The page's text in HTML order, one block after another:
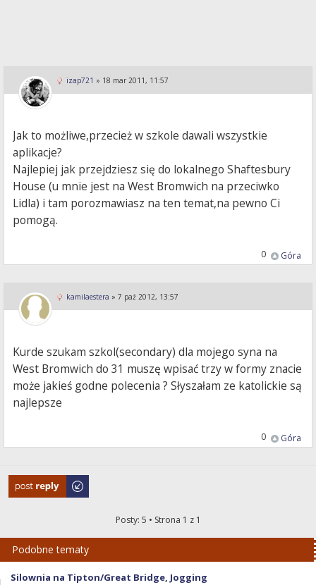
izap721 » 18 mar 2011, 11:57
Jak to możliwe,przecież w szkole dawali wszystkie
aplikacje?
Najlepiej jak przejdziesz się do lokalnego Shaftesbury
House (u mnie jest na West Bromwich na przeciwko
Lidla) i tam porozmawiasz na ten temat,na pewno Ci
pomogą.
Góra
0
kamilaestera » 7 paź 2012, 13:57
Kurde szukam szkol(secondary) dla mojego syna na
West Bromwich do 31 muszę wpisać trzy w formy znacie
może jakieś godne polecenia ? Słyszałam ze katolickie są
najlepsze
Góra
0
Odpowiedz
Posty: 5 • Strona 1 z 1
Podobne tematy
Silownia na Tipton/Great Bridge, Jogging